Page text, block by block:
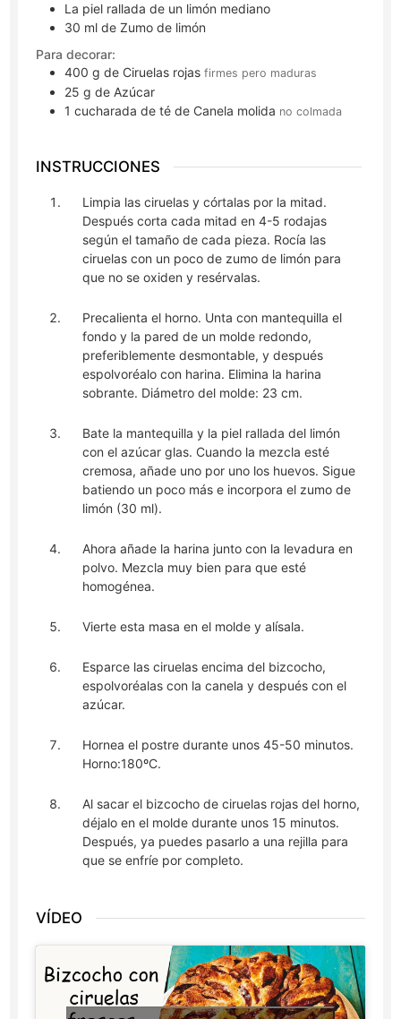
La piel rallada de un limón mediano
30 ml de Zumo de limón
Para decorar:
400 g de Ciruelas rojas firmes pero maduras
25 g de Azúcar
1 cucharada de té de Canela molida no colmada
INSTRUCCIONES
Limpia las ciruelas y córtalas por la mitad.
Después corta cada mitad en 4-5 rodajas
según el tamaño de cada pieza. Rocía las
ciruelas con un poco de zumo de limón para
que no se oxiden y resérvalas.
Precalienta el horno. Unta con mantequilla el
fondo y la pared de un molde redondo,
preferiblemente desmontable, y después
espolvoréalo con harina. Elimina la harina
sobrante. Diámetro del molde: 23 cm.
Bate la mantequilla y la piel rallada del limón
con el azúcar glas. Cuando la mezcla esté
cremosa, añade uno por uno los huevos. Sigue
batiendo un poco más e incorpora el zumo de
limón (30 ml).
Ahora añade la harina junto con la levadura en
polvo. Mezcla muy bien para que esté
homogénea.
Vierte esta masa en el molde y alísala.
Esparce las ciruelas encima del bizcocho,
espolvoréalas con la canela y después con el
azúcar.
Hornea el postre durante unos 45-50 minutos.
Horno:180ºC.
Al sacar el bizcocho de ciruelas rojas del horno,
déjalo en el molde durante unos 15 minutos.
Después, ya puedes pasarlo a una rejilla para
que se enfríe por completo.
VÍDEO